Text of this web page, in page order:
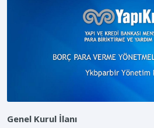
Genel Kurul İlanı